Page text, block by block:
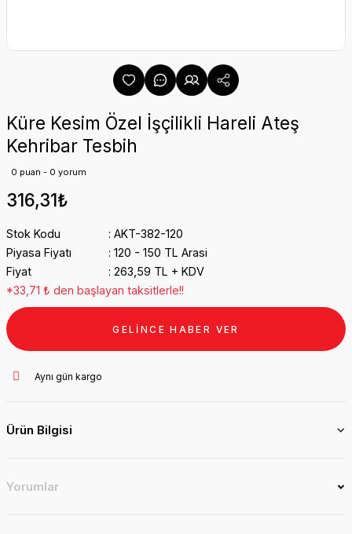
Küre Kesim Özel İşçilikli Hareli Ateş
Kehribar Tesbih
0 puan - 0 yorum
316,31₺
Stok Kodu
AKT-382-120
Piyasa Fiyatı
120 - 150 TL Arasi
Fiyat
263,59 TL + KDV
*33,71 ₺ den başlayan taksitlerle!!
GELİNCE HABER VER
Aynı gün kargo
Ürün Bilgisi
Yorumlar